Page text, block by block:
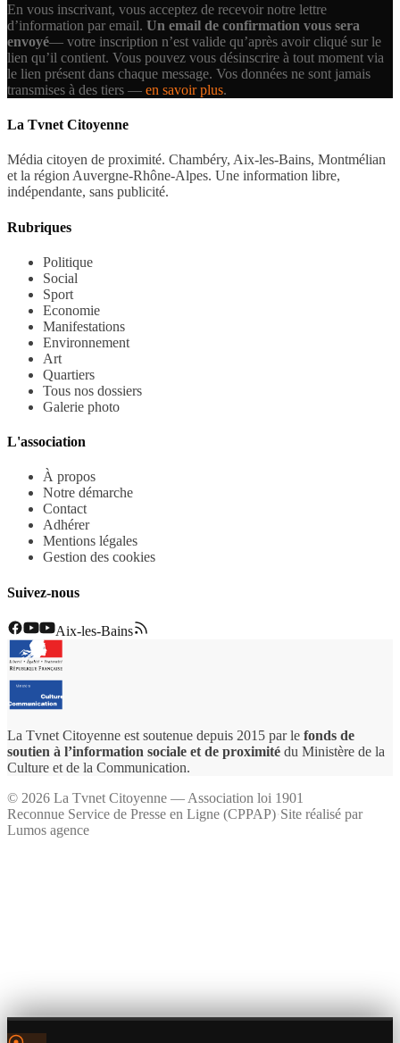
En vous inscrivant, vous acceptez de recevoir notre lettre
d’information par email. Un email de confirmation vous sera
envoyé— votre inscription n’est valide qu’après avoir cliqué sur le
lien qu’il contient. Vous pouvez vous désinscrire à tout moment via
le lien présent dans chaque message. Vos données ne sont jamais
transmises à des tiers — en savoir plus.
La Tvnet Citoyenne
Média citoyen de proximité. Chambéry, Aix-les-Bains, Montmélian
et la région Auvergne-Rhône-Alpes. Une information libre,
indépendante, sans publicité.
Rubriques
Politique
Social
Sport
Economie
Manifestations
Environnement
Art
Quartiers
Tous nos dossiers
Galerie photo
L'association
À propos
Notre démarche
Contact
Adhérer
Mentions légales
Gestion des cookies
Suivez-nous
Aix-les-Bains
La Tvnet Citoyenne est soutenue depuis 2015 par le fonds de
soutien à l’information sociale et de proximité du Ministère de la
Culture et de la Communication.
© 2026 La Tvnet Citoyenne — Association loi 1901
Reconnue Service de Presse en Ligne (CPPAP)·Site réalisé par
Lumos agence